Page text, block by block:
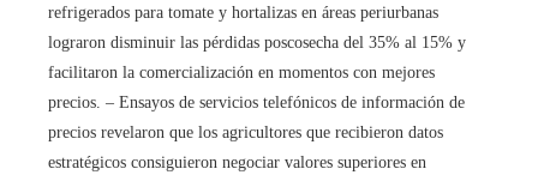
refrigerados para tomate y hortalizas en áreas periurbanas
lograron disminuir las pérdidas poscosecha del 35% al 15% y
facilitaron la comercialización en momentos con mejores
precios. – Ensayos de servicios telefónicos de información de
precios revelaron que los agricultores que recibieron datos
estratégicos consiguieron negociar valores superiores en